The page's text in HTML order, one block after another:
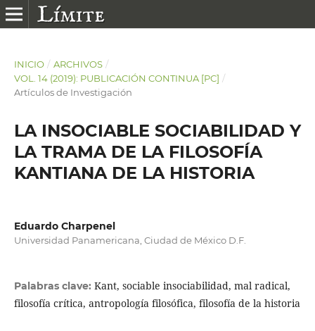
INICIO / ARCHIVOS /
VOL. 14 (2019): PUBLICACIÓN CONTINUA [PC] /
Artículos de Investigación
LA INSOCIABLE SOCIABILIDAD Y
LA TRAMA DE LA FILOSOFÍA
KANTIANA DE LA HISTORIA
Eduardo Charpenel
Universidad Panamericana, Ciudad de México D.F.
Palabras clave: Kant, sociable insociabilidad, mal radical,
filosofía crítica, antropología filosófica, filosofía de la historia